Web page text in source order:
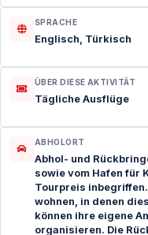
SPRACHE
Englisch, Türkisch
ÜBER DIESE AKTIVITÄT
Tägliche Ausflüge
ABHOLORT
Abhol- und
sowie vom Hafen für
Tourpreis
wohnen, in denen
können ihre eigene
organisieren. Die